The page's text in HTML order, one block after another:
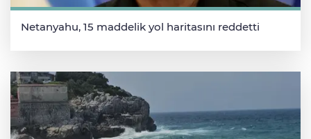
Netanyahu, 15 maddelik yol haritasını reddetti